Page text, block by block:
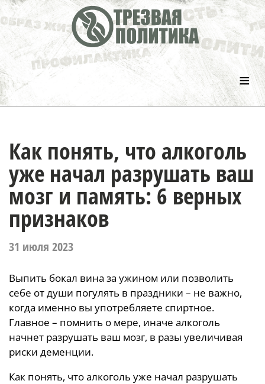
≡
Как понять, что алкоголь
уже начал разрушать ваш
мозг и память: 6 верных
признаков
31 июля 2023
Выпить бокал вина за ужином или позволить
себе от души погулять в праздники – не важно,
когда именно вы употребляете спиртное.
Главное – помнить о мере, иначе алкоголь
начнет разрушать ваш мозг, в разы увеличивая
риски деменции.
Как понять, что алкоголь уже начал разрушать